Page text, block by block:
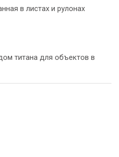
в листах и рулонах
титана для объектов в